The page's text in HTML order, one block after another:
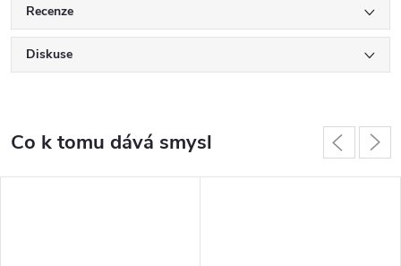
Recenze
Diskuse
Co k tomu dává smysl